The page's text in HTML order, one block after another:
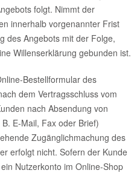
folgt. Nimmt der
innerhalb vorgenannter Frist
des Angebots mit der Folge,
Willenserklärung gebunden ist.
Bestellformular des
dem Vertragsschluss vom
nach Absendung von
E-Mail, Fax oder Brief)
Zugänglichmachung des
erfolgt nicht. Sofern der Kunde
Nutzerkonto im Online-Shop